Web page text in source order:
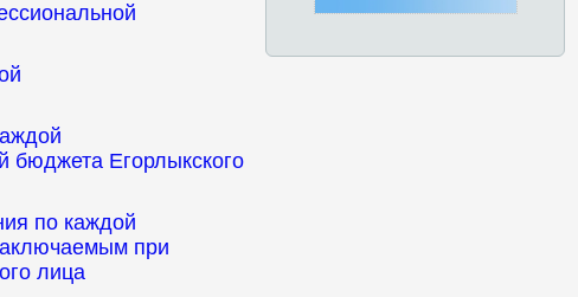
бюджета Егорлыкского
по каждой
при
лица